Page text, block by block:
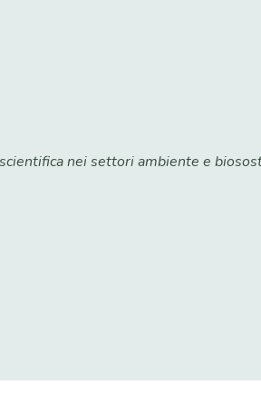
nei settori ambiente e